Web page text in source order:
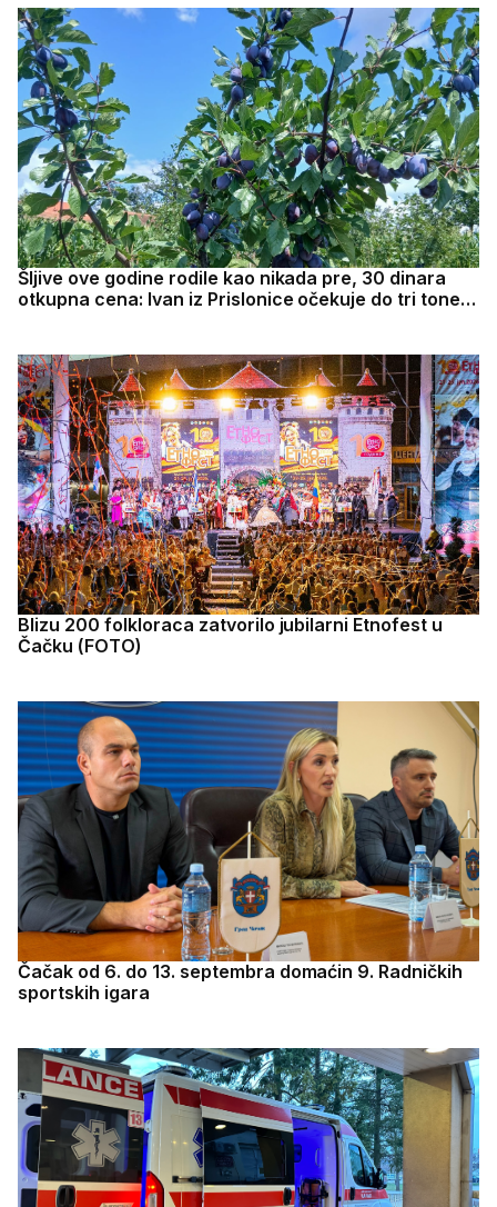
Šljive ove godine rodile kao nikada pre, 30 dinara
otkupna cena: Ivan iz Prislonice očekuje do tri tone
Blizu 200 folkloraca zatvorilo jubilarni Etnofest u
Čačku (FOTO)
Čačak od 6. do 13. septembra domaćin 9. Radničkih
sportskih igara